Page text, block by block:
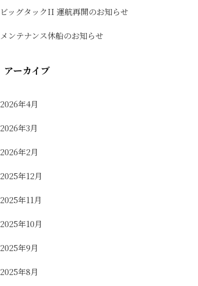
ビッグタックII 運航再開のお知らせ
メンテナンス休船のお知らせ
アーカイブ
2026年4月
2026年3月
2026年2月
2025年12月
2025年11月
2025年10月
2025年9月
2025年8月